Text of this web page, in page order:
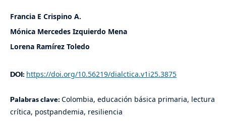
Francia E Crispino A.
Mónica Mercedes Izquierdo Mena
Lorena Ramírez Toledo
DOI: https://doi.org/10.56219/dialctica.v1i25.3875
Palabras clave: Colombia, educación básica primaria, lectura
crítica, postpandemia, resiliencia